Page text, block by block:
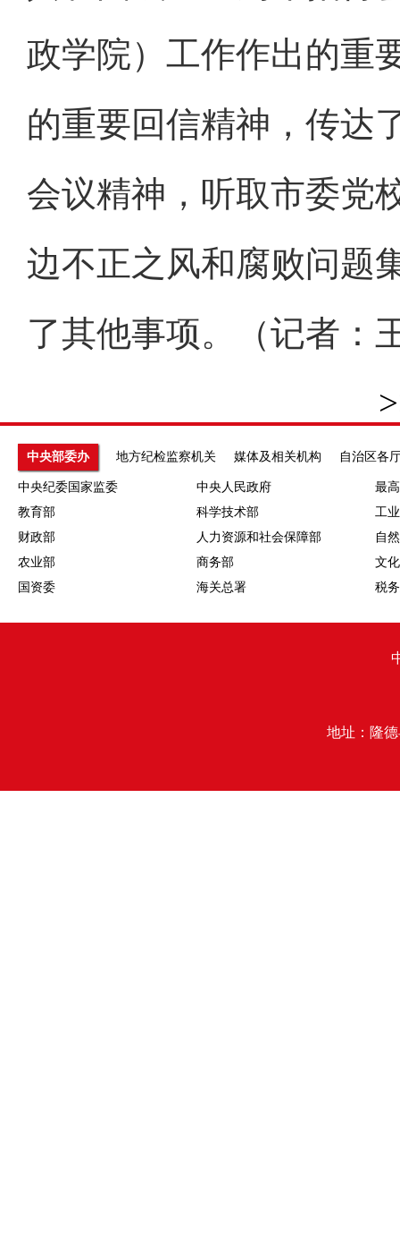
政学院）工作作出的重
的重要回信精神，传达
会议精神，听取市委党
边不正之风和腐败问题
了其他事项。（记者：
中央部委办 地方纪检监察机关 媒体及相关机构 自治区各
中央纪委国家监委 中央人民政府
最
教育部
科学技术部
工
财政部
人力资源和社会保障部
自
农业部
商务部
文
国资委
海关总署 税
地址：隆